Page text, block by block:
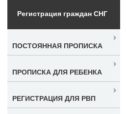
Регистрация граждан СНГ
ПОСТОЯННАЯ ПРОПИСКА
ПРОПИСКА ДЛЯ РЕБЕНКА
РЕГИСТРАЦИЯ ДЛЯ РВП